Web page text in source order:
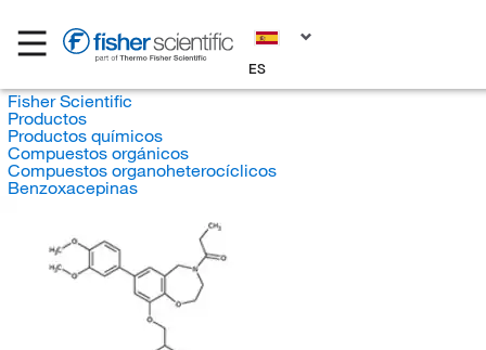
ES
Fisher Scientific
Productos
Productos químicos
Compuestos orgánicos
Compuestos organoheterocíclicos
Benzoxacepinas